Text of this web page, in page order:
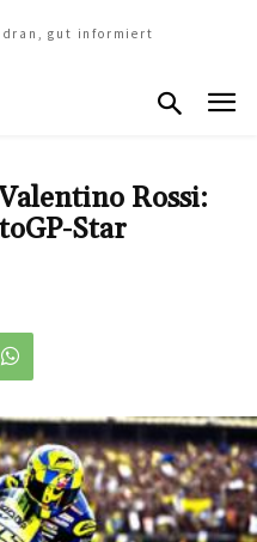
dran, gut informiert
Rossi:
Star